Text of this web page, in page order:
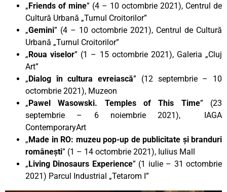
„Friends of mine” (4 – 10 octombrie 2021), Centrul de
Cultură Urbană „Turnul Croitorilor”
„Gemini” (4 – 10 octombrie 2021), Centrul de Cultură
Urbană „Turnul Croitorilor”
„Roua viselor” (1 – 15 octombrie 2021), Galeria „Cluj
Art”
„Dialog în cultura evreiască” (12 septembrie – 10
octombrie 2021), Muzeon
„Pawel Wasowski. Temples of This Time” (23
septembrie – 6 noiembrie 2021), IAGA
ContemporaryArt
„Made in RO: muzeu pop-up de publicitate și branduri
românești” (1 – 14 octombrie 2021), Iulius Mall
„Living Dinosaurs Experience” (1 iulie – 31 octombrie
2021) Parcul Industrial „Tetarom I”